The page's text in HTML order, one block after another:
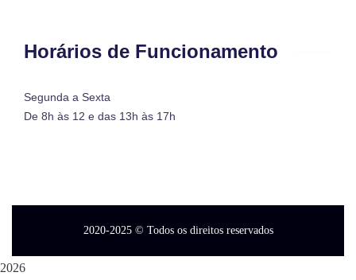
Horários de Funcionamento
Segunda a Sexta
De 8h às 12 e das 13h às 17h
2020-2025© Todos os direitos reservados
2026